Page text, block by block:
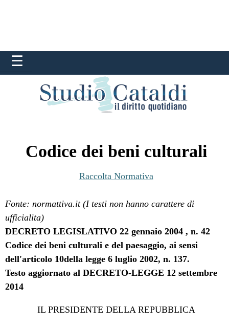
Codice dei beni culturali
Raccolta Normativa
Fonte: normattiva.it (I testi non hanno carattere di
ufficialitа)
DECRETO LEGISLATIVO 22 gennaio 2004 , n. 42
Codice dei beni culturali e del paesaggio, ai sensi
dell'articolo 10della legge 6 luglio 2002, n. 137.
Testo aggiornato al DECRETO-LEGGE 12 settembre
2014
IL PRESIDENTE DELLA REPUBBLICA